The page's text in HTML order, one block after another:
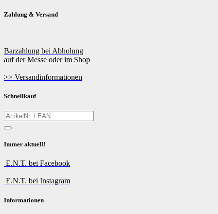
Zahlung & Versand
Barzahlung bei Abholung
auf der Messe oder im Shop
>> Versandinformationen
Schnellkauf
Immer aktuell!
E.N.T. bei Facebook
E.N.T. bei Instagram
Informationen